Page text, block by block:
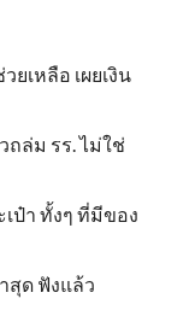
ยเหลือ เผยเงิน
ถล่ม รร. ไม่ใช่
ป๋า ทั้งๆ ที่มีของ
สุด ฟังแล้ว